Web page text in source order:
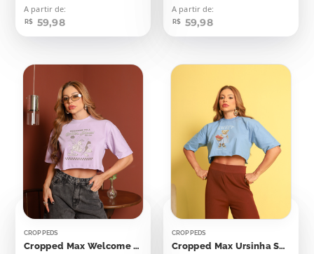
A partir de:
R$ 59,98
A partir de:
R$ 59,98
CROPPEDS
Cropped Max Welcome To A Batter Place
CROPPEDS
Cropped Max Ursinha Sweet Summer Time